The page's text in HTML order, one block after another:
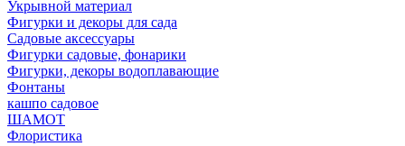
Укрывной материал
Фигурки и декоры для сада
Садовые аксессуары
Фигурки садовые, фонарики
Фигурки, декоры водоплавающие
Фонтаны
кашпо садовое
ШАМОТ
Флористика